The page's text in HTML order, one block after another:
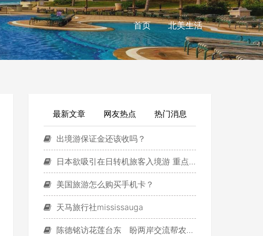
首页 北美生活
最新文章 网友热点 热门消息
出境游保证金还该收吗？
日本欲吸引在日转机旅客入境游 重点是中国旅客
美国旅游怎么购买手机卡？
天马旅行社mississauga
陈德铭访花莲台东 盼两岸交流帮农民找出路